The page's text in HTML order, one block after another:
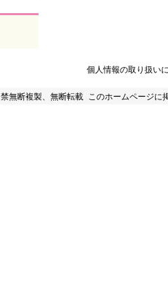
個人情報の取り扱い
禁無断複製、無断転載 このホームページに